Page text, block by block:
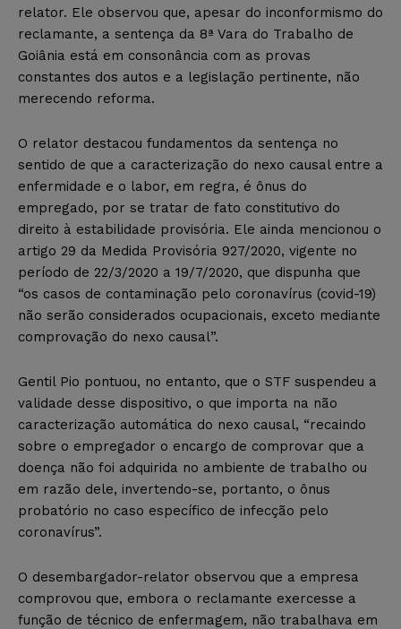
relator. Ele observou que, apesar do inconformismo do
reclamante, a sentença da 8ª Vara do Trabalho de
Goiânia está em consonância com as provas
constantes dos autos e a legislação pertinente, não
merecendo reforma.
O relator destacou fundamentos da sentença no
sentido de que a caracterização do nexo causal entre a
enfermidade e o labor, em regra, é ônus do
empregado, por se tratar de fato constitutivo do
direito à estabilidade provisória. Ele ainda mencionou o
artigo 29 da Medida Provisória 927/2020, vigente no
período de 22/3/2020 a 19/7/2020, que dispunha que
“os casos de contaminação pelo coronavírus (covid-19)
não serão considerados ocupacionais, exceto mediante
comprovação do nexo causal”.
Gentil Pio pontuou, no entanto, que o STF suspendeu a
validade desse dispositivo, o que importa na não
caracterização automática do nexo causal, “recaindo
sobre o empregador o encargo de comprovar que a
doença não foi adquirida no ambiente de trabalho ou
em razão dele, invertendo-se, portanto, o ônus
probatório no caso específico de infecção pelo
coronavírus”.
O desembargador-relator observou que a empresa
comprovou que, embora o reclamante exercesse a
função de técnico de enfermagem, não trabalhava em